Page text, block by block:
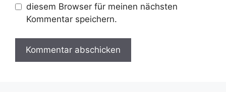
diesem Browser für meinen nächsten
Kommentar speichern.